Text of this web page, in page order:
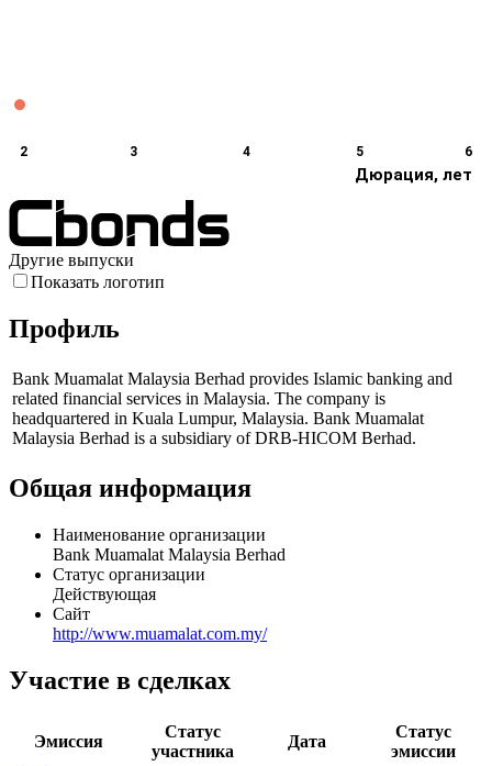
Дюрация, лет
2 3 4 5 6
Другие выпуски
Показать логотип
Профиль
Bank Muamalat Malaysia Berhad provides Islamic banking and
related financial services in Malaysia. The company is
headquartered in Kuala Lumpur, Malaysia. Bank Muamalat
Malaysia Berhad is a subsidiary of DRB-HICOM Berhad.
Общая информация
Наименование организации
Bank Muamalat Malaysia Berhad
Статус организации
Действующая
Сайт
http://www.muamalat.com.my/
Участие в сделках
Эмиссия
Статус
участника
Дата
Статус
эмиссии